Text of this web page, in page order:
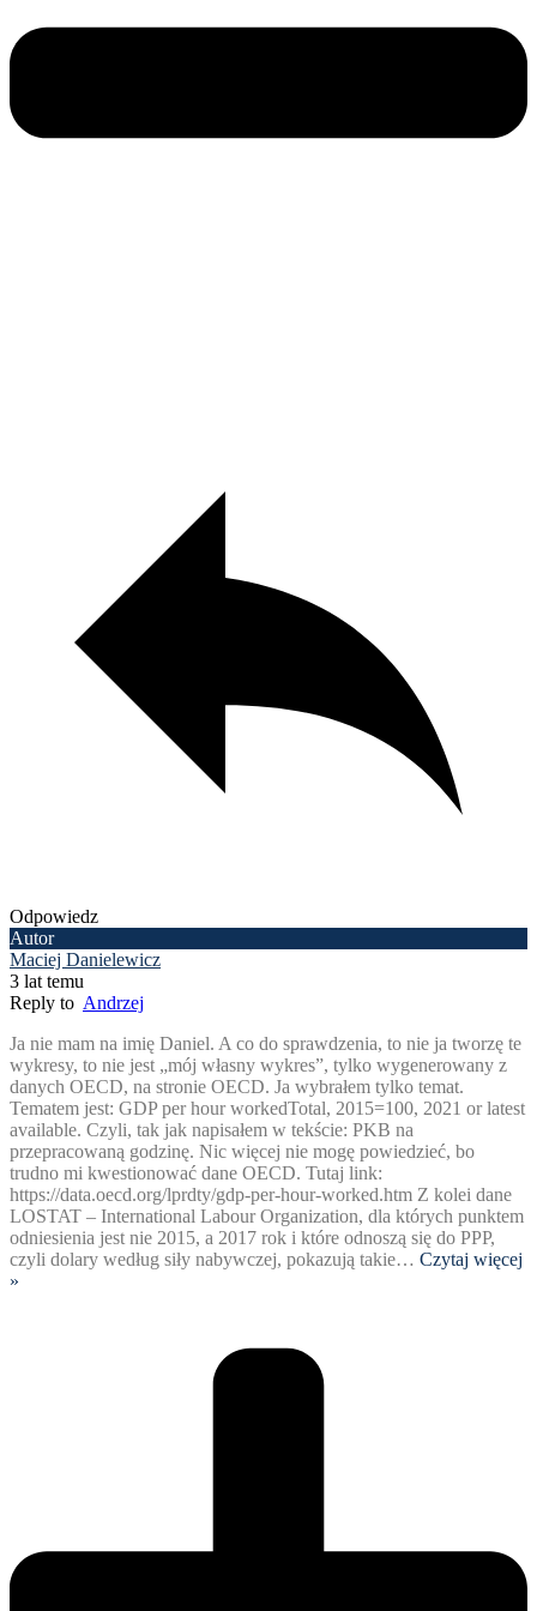
Odpowiedz
Autor
Maciej Danielewicz
3 lat temu
Reply to Andrzej
Ja nie mam na imię Daniel. A co do sprawdzenia, to nie ja tworzę te
wykresy, to nie jest „mój własny wykres”, tylko wygenerowany z
danych OECD, na stronie OECD. Ja wybrałem tylko temat.
Tematem jest: GDP per hour workedTotal, 2015=100, 2021 or latest
available. Czyli, tak jak napisałem w tekście: PKB na
przepracowaną godzinę. Nic więcej nie mogę powiedzieć, bo
trudno mi kwestionować dane OECD. Tutaj link:
https://data.oecd.org/lprdty/gdp-per-hour-worked.htm Z kolei dane
LOSTAT – International Labour Organization, dla których punktem
odniesienia jest nie 2015, a 2017 rok i które odnoszą się do PPP,
czyli dolary według siły nabywczej, pokazują takie… Czytaj więcej
»